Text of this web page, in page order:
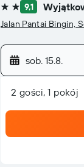
2 gwiazdki
9,1
Jalan Pantai Bingin,
sob. 15.8.
2 gości, 1 pokój